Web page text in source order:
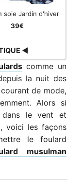
soie Jardin d'hiver
39€
◀
comme un
la nuit des
de mode,
Alors si
dans le vent et
voici les façons
le foulard
musulman